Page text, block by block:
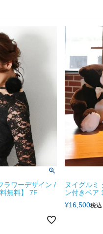
ラワーデザイン /
無料】 7F
ヌイグルミ
ン付きベア
¥16,500税込